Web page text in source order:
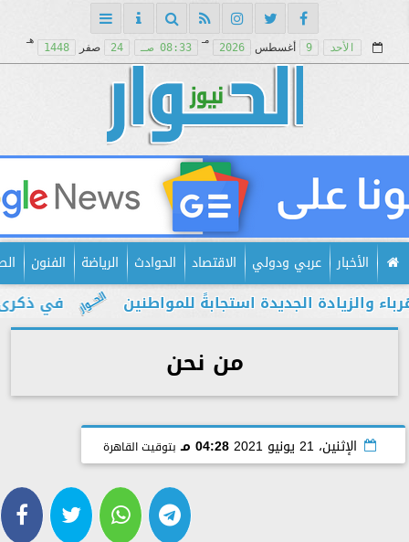
الأحد 9 أغسطس 2026
مـ
08:33 صـ 24 صفر 1448
هـ
الأخبار عربي ودولي الاقتصاد الحوادث الرياضة الفنون
في ذكرى الجديدة استجابةً للمواطنين
من نحن
الإثنين، 21 يونيو 2021 04:28 مـ بتوقيت القاهرة